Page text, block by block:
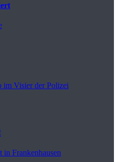
im Visier der Polizei
in Frankenhausen